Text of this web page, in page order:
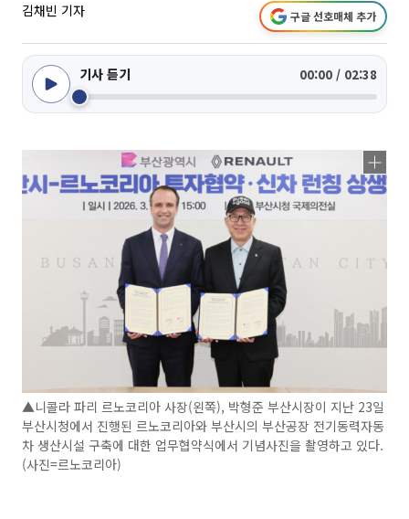
김채빈 기자 구글 선호매체 추가
기사 듣기 00:00 / 02:38
▲니콜라 파리 르노코리아 사장(왼쪽), 박형준 부산시장이 지난 23일
부산시청에서 진행된 르노코리아와 부산시의 부산공장 전기동력자동
차 생산시설 구축에 대한 업무협약식에서 기념사진을 촬영하고 있다.
(사진=르노코리아)